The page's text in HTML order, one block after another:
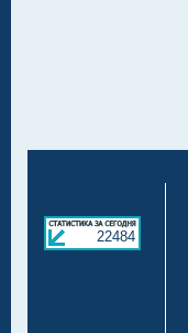
22484